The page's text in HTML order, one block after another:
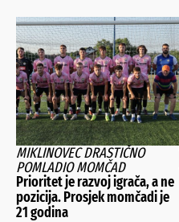
MIKLINOVEC DRASTIČNO
POMLADIO MOMČAD
Prioritet je razvoj igrača, a ne
pozicija. Prosjek momčadi je
21 godina